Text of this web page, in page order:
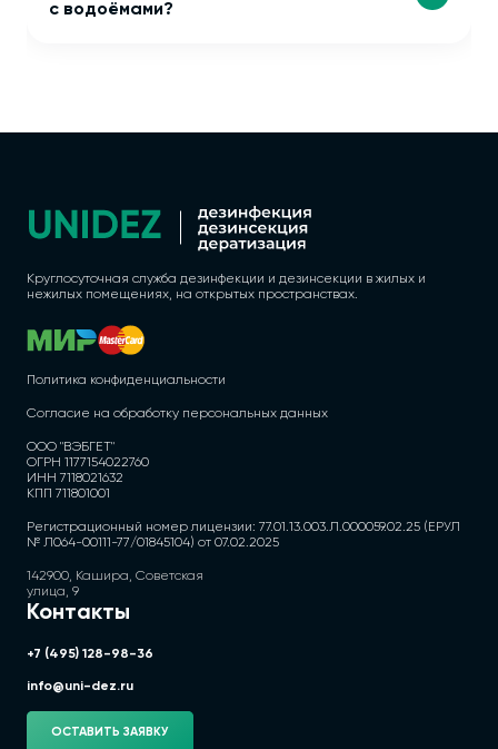
с водоёмами?
Круглосуточная служба дезинфекции и дезинсекции в жилых и
нежилых помещениях, на открытых пространствах.
Политика конфиденциальности
Согласие на обработку персональных данных
ООО "ВЭБГЕТ"
ОГРН 1177154022760
ИНН 7118021632
КПП 711801001
Регистрационный номер лицензии: 77.01.13.003.Л.000059.02.25 (ЕРУЛ
№ Л064-00111-77/01845104) от 07.02.2025
142900, Кашира, Советская
улица, 9
Контакты
+7 (495) 128-98-36
info@uni-dez.ru
ОСТАВИТЬ ЗАЯВКУ